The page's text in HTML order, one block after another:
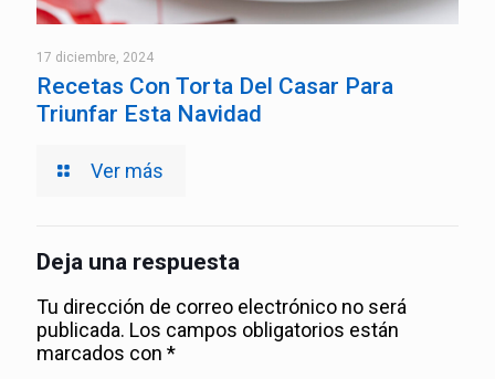
17 diciembre, 2024
Recetas Con Torta Del Casar Para
Triunfar Esta Navidad
Ver más
Deja una respuesta
Tu dirección de correo electrónico no será
publicada. Los campos obligatorios están
marcados con *